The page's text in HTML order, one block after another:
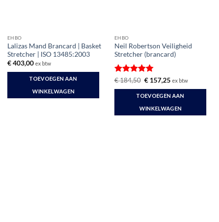
EHBO
Lalizas Mand Brancard | Basket
Stretcher | ISO 13485:2003
€403,00 ex btw
TOEVOEGEN AAN
WINKELWAGEN
EHBO
Neil Robertson Veiligheid
Stretcher (brancard)
Gewaardeerd
5uit 5
€184,50 Oorspronkelijke
was:
€ 184,50.
€157,25Huidige
is:
€ 157,25.
ex btw
TOEVOEGEN AAN
WINKELWAGEN